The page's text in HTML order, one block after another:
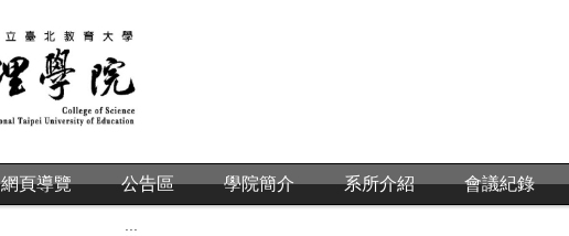
網頁導覽 公告區 學院簡介 系所介紹 會議紀錄
:::